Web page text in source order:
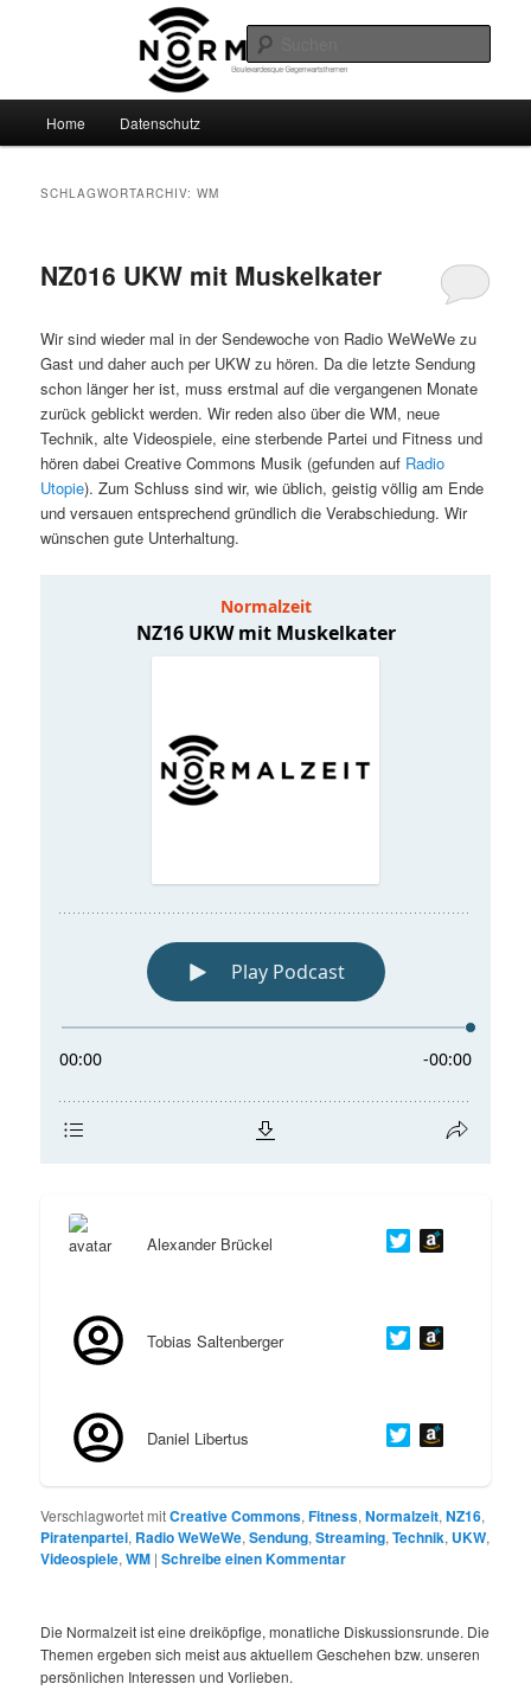
Normalzeit
Boulevardesque Gegenwartsthemen
Home Datenschutz
SCHLAGWORTARCHIV:WM
NZ016 UKW mit Muskelkater
Wir sind wieder mal in der Sendewoche von Radio WeWeWe zu
Gast und daher auch per UKW zu hören. Da die letzte Sendung
schon länger her ist, muss erstmal auf die vergangenen Monate
zurück geblickt werden. Wir reden also über die WM, neue
Technik, alte Videospiele, eine sterbende Partei und Fitness und
hören dabei Creative Commons Musik (gefunden auf Radio
Utopie). Zum Schluss sind wir, wie üblich, geistig völlig am Ende
und versauen entsprechend gründlich die Verabschiedung. Wir
wünschen gute Unterhaltung.
Alexander Brückel
Tobias Saltenberger
Daniel Libertus
Verschlagwortet mitCreative Commons,Fitness,Normalzeit,NZ16,
Piratenpartei, Radio WeWeWe,Sendung,Streaming,Technik, UKW,
Videospiele,WM |Schreibe einen Kommentar
Die Normalzeit ist eine dreiköpfige, monatliche Diskussionsrunde. Die
Themen ergeben sich meist aus aktuellem Geschehen bzw. unseren
persönlichen Interessen und Vorlieben.